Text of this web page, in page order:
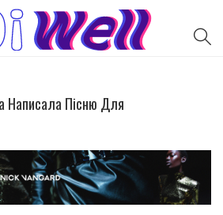
Написала Пісню Для